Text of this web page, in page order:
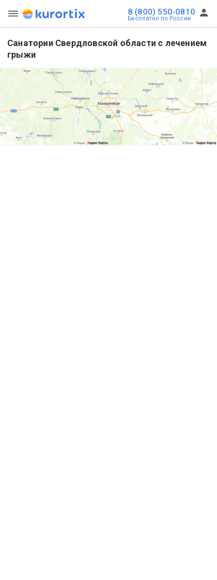
8 (800) 550-0810
Бесплатно по России
Санатории Свердловской области с лечением
грыжи